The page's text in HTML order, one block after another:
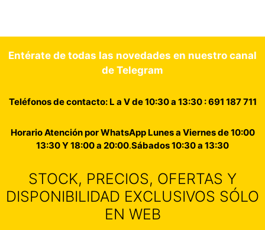
Entérate de todas las novedades en nuestro canal
de Telegram
Teléfonos de contacto: L a V de 10:30 a 13:30 : 691 187 711
Horario Atención por WhatsApp Lunes a Viernes de 10:00
13:30 Y 18:00 a 20:00.Sábados 10:30 a 13:30
STOCK, PRECIOS, OFERTAS Y
DISPONIBILIDAD EXCLUSIVOS SÓLO
EN WEB